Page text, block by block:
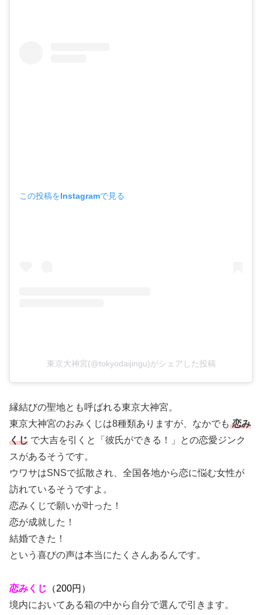
この投稿をInstagramで見る
東京大神宮(@tokyodaijingu)がシェアした投稿
縁結びの聖地とも呼ばれる東京大神宮。
東京大神宮のおみくじは8種類ありますが、なかでも恋み
くじ で大吉を引くと「彼氏ができる！」との恋愛ジンク
スがあるそうです。
ウワサはSNSで拡散され、全国各地から恋に悩む女性が
訪れているそうですよ。
恋みくじで願いが叶った！
恋が成就した！
結婚できた！
という喜びの声は本当にたくさんあるんです。
恋みくじ （200円）
境内においてある箱の中から自分で選んで引きます。